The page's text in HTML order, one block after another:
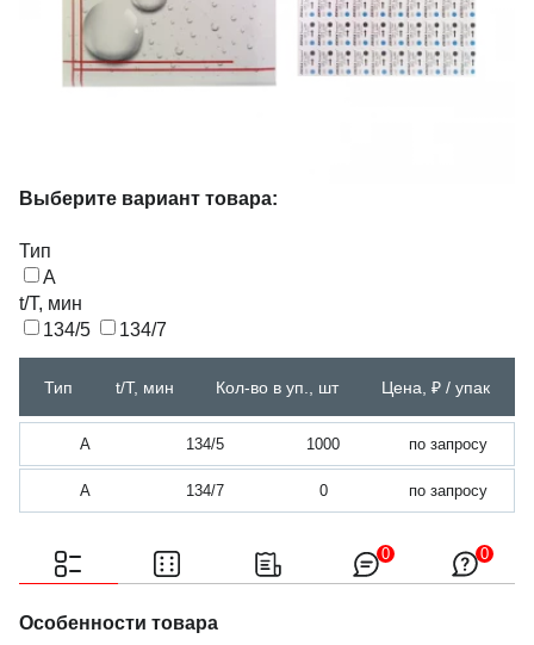
Выберите вариант товара:
Тип
А
t/T, мин
134/5
134/7
Тип t/T, мин Кол-во в уп., шт Цена, ₽ / упак
А 134/5 1000 по запросу
А 134/7 0 по запросу
0 0
Особенности товара